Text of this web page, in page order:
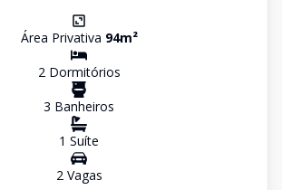
Área Privativa 94m²
2Dormitórios
3 Banheiros
1 Suíte
2Vagas